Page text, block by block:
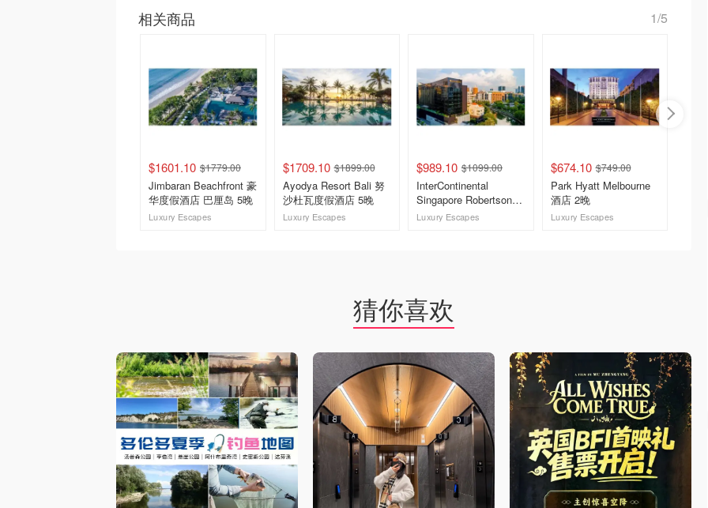
相关商品 1/5
$1601.10 $1779.00
Jimbaran Beachfront 豪
华度假酒店 巴厘岛 5晚
Luxury Escapes
$1709.10 $1899.00
Ayodya Resort Bali 努
沙杜瓦度假酒店 5晚
Luxury Escapes
$989.10 $1099.00
InterContinental
Singapore Robertson
Quay 新加坡酒店 3晚
Luxury Escapes
$674.10 $749.00
Park Hyatt Melbourne
酒店 2晚
Luxury Escapes
猜你喜欢